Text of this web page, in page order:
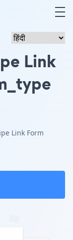
Link
Link Form